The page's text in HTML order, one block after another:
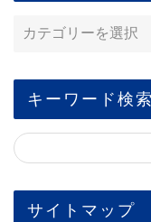
キーワード検索
サイトマップ